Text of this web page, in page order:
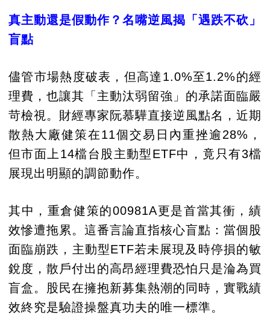
真主動還是假動作？名嘴逆風揭「遇跌不砍」
盲點
儘管市場熱度破表，但高達1.0%至1.2%的經
理費，也讓其「主動汰弱留強」的承諾面臨嚴
苛檢視。財經專家阮慕驊直接逆風點名，近期
散熱大廠健策在11個交易日內重挫逾28%，
但市面上14檔台股主動型ETF中，竟只有3檔
展現出明顯的調節動作。
其中，重倉健策的00981A更是首當其衝，績
效慘遭拖累。這番言論直指核心盲點：當個股
面臨崩跌，主動型ETF若未展現及時停損的敏
銳度，散戶付出的高昂經理費恐怕只是淪為買
盲盒。股民在擁抱新募集熱潮的同時，實戰績
效終究是驗證操盤真功夫的唯一標準。